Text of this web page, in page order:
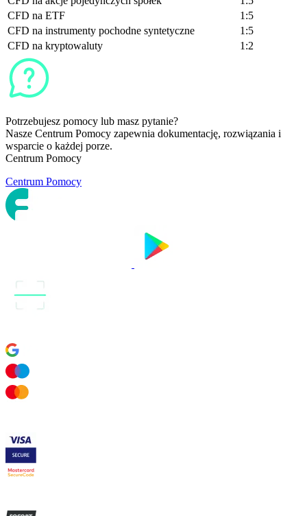
CFD na ETF
1:5
CFD na instrumenty pochodne syntetyczne
1:5
CFD na kryptowaluty
1:2
Potrzebujesz pomocy lub masz pytanie?
Nasze Centrum Pomocy zapewnia dokumentację, rozwiązania i
wsparcie o każdej porze.
Centrum Pomocy
Centrum Pomocy